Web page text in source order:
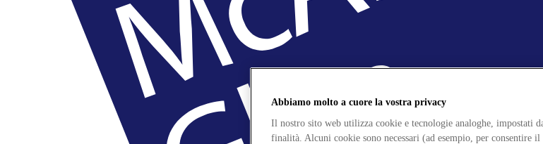
Abbiamo molto a cuore la vostra privacy
Il nostro sito web utilizza cookie e tecnologie analoghe, impostati
finalità. Alcuni cookie sono necessari (ad esempio, per consentire